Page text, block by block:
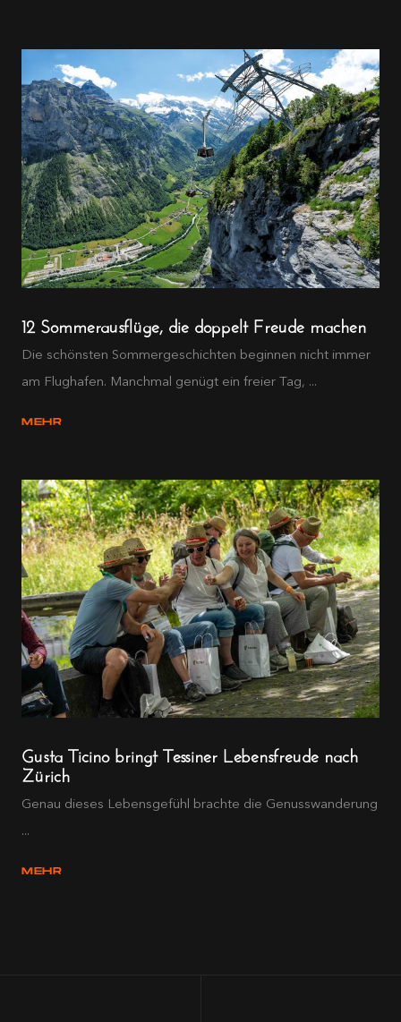
12 Sommerausflüge, die doppelt Freude machen
Die schönsten Sommergeschichten beginnen nicht immer
am Flughafen. Manchmal genügt ein freier Tag, ...
MEHR
Gusta Ticino bringt Tessiner Lebensfreude nach
Zürich
Genau dieses Lebensgefühl brachte die Genusswanderung
...
MEHR